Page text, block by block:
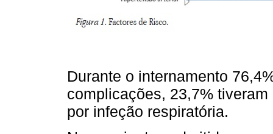
Durante o internamento
complicações, 23,7%
por infeção respiratória.